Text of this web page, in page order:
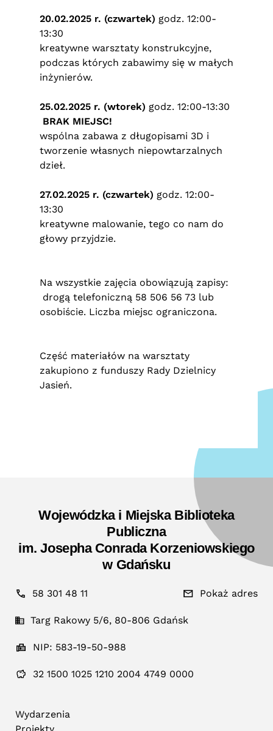
20.02.2025 r. (czwartek) godz. 12:00-
13:30
kreatywne warsztaty konstrukcyjne,
podczas których zabawimy się w małych
inżynierów.
25.02.2025 r. (wtorek) godz. 12:00-13:30
BRAK MIEJSC!
wspólna zabawa z długopisami 3D i
tworzenie własnych niepowtarzalnych
dzieł.
27.02.2025 r. (czwartek) godz. 12:00-
13:30
kreatywne malowanie, tego co nam do
głowy przyjdzie.
Na wszystkie zajęcia obowiązują zapisy:
drogą telefoniczną 58 506 56 73 lub
osobiście. Liczba miejsc ograniczona.
Część materiałów na warsztaty
zakupiono z funduszy Rady Dzielnicy
Jasień.
Wojewódzka i Miejska Biblioteka
Publiczna
im. Josepha Conrada Korzeniowskiego
w Gdańsku
58 301 48 11 Pokaż adres
Targ Rakowy 5/6, 80-806 Gdańsk
NIP: 583-19-50-988
32 1500 1025 1210 2004 4749 0000
Wydarzenia